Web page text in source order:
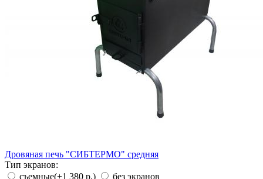
Дровяная печь "СИБТЕРМО" средняя
Тип экранов:
съемные(+1 380 р.)
без экранов